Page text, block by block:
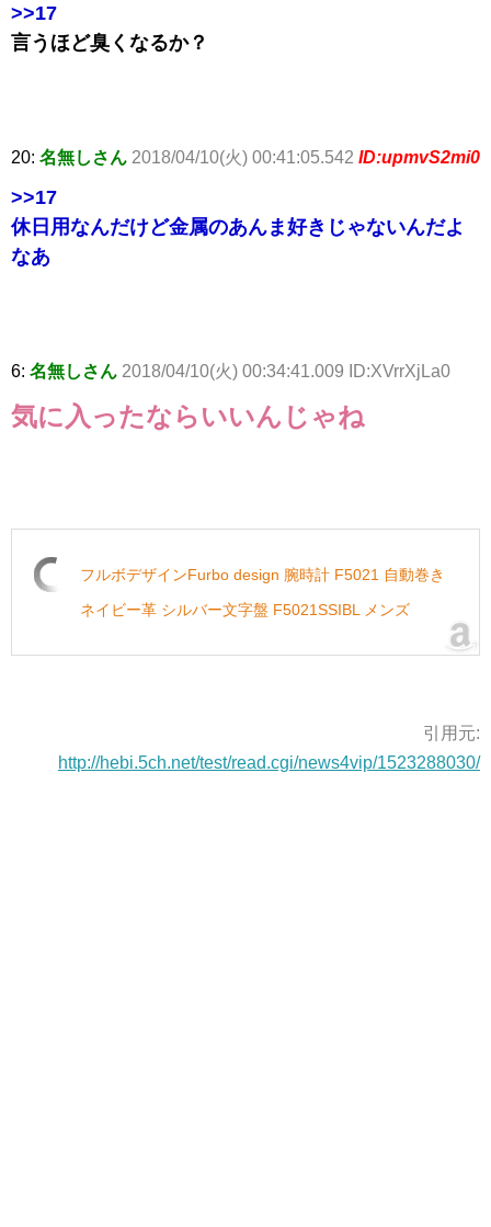
>>17
言うほど臭くなるか？
20: 名無しさん 2018/04/10(火) 00:41:05.542 ID:upmvS2mi0
>>17
休日用なんだけど金属のあんま好きじゃないんだよ
なあ
6: 名無しさん 2018/04/10(火) 00:34:41.009 ID:XVrrXjLa0
気に入ったならいいんじゃね
フルボデザインFurbo design 腕時計 F5021 自動巻き
ネイビー革 シルバー文字盤 F5021SSIBL メンズ
引用元:
http://hebi.5ch.net/test/read.cgi/news4vip/1523288030/